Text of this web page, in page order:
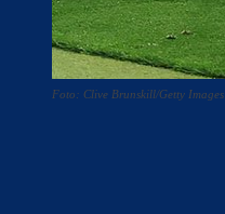
Foto: Clive Brunskill/Getty Images